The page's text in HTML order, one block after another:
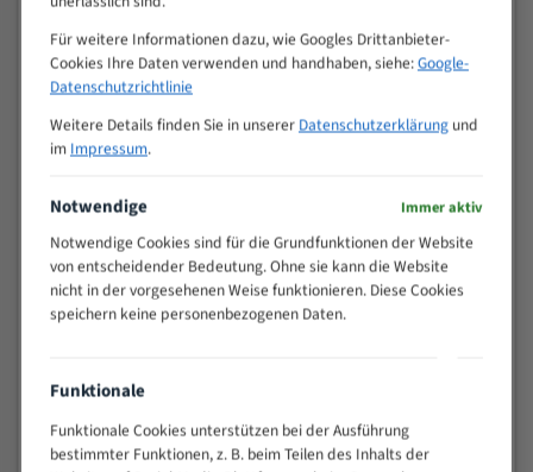
Zoll (ZpZ))
>
25
10/14
15 - 40
8/12
25 - 50
50 - 120
80 - 180
3/4
130 -
350
2/3
150 -
600
> 500
0,75/1,25
Vorteile:
Für weitere Informationen dazu, wie Googles Drittanbieter-
Cookies Ihre Daten verwenden und handhaben, siehe:Google-
Datenschutzrichtlinie
Weitere Details finden Sie in unserer Datenschutzerklärungund
im Impressum.
Notwendige Immer aktiv
Notwendige Cookies sind für die Grundfunktionen der Website
von entscheidender Bedeutung. Ohne sie kann die Website
nicht in der vorgesehenen Weise funktionieren. Diese Cookies
speichern keine personenbezogenen Daten.
Funktionale
Funktionale Cookies unterstützen bei der Ausführung
bestimmter Funktionen, z. B. beim Teilen des Inhalts der